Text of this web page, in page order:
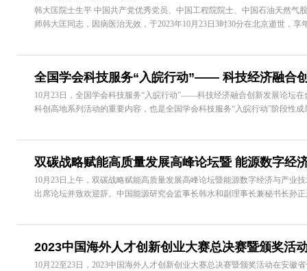
韩大匡院士生平 中国共产党优秀党员、中国工程院院士、中国石油天然气
师韩大匡同志，因病医治无效，于2023年10月23日3时30分在北京逝世，享
全国学会科技服务“入皖行动”—— 科技经济融合
10月23日，全国学会科技服务“入皖行动”——科技经济融合创新发展论坛
科创高地系列活动的重要内容，也是全国学会科技服务“入皖行动”阶段性成
双碳战略赋能高质量发展高峰论坛暨 能源数字经
10月23日上午，双碳战略赋能高质量发展高峰论坛暨能源数字经济与产业
出席论坛并致欢迎辞。中国能源研究会监事长韩水和副理事长兼秘书长孙
2023中国海外人才创新创业大赛总决赛暨颁奖活
10月22至23日，2023中国海外人才创新创业大赛总决赛暨颁奖活动在安徽